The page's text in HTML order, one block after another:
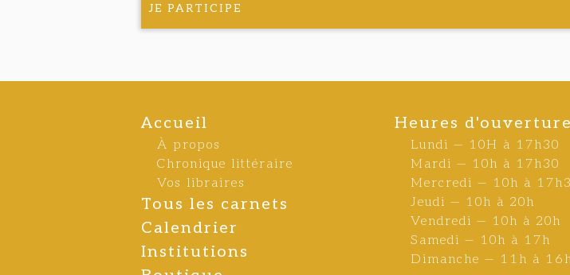
JE PARTICIPE
Accueil
À propos
Chronique littéraire
Vos libraires
Tous les carnets
Calendrier
Institutions
Heures d'ouverture
Lundi — 10H à 17h30
Mardi — 10h à 17h30
Mercredi — 10h à
Jeudi — 10h à 20h
Vendredi — 10h à 20h
Samedi — 10h à 17h
Dimanche — 11h à